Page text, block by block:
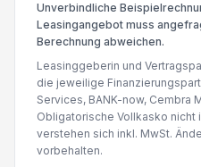
Unverbindliche
Leasingangebot muss
Berechnung abweichen.
Leasinggeberin und
die jeweilige
Services, BANK-now, Cembra
Obligatorische Vollkasko nicht
verstehen sich inkl. MwSt.
vorbehalten.